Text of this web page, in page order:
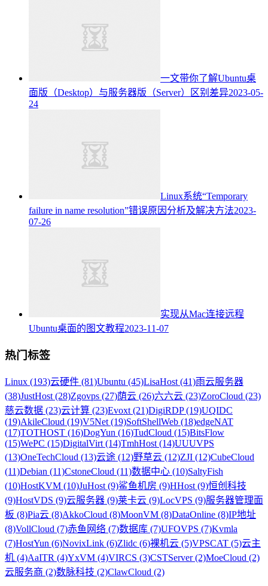
一文带你了解Ubuntu桌
面版（Desktop）与服务器版（Server）区别差异2023-05-
24
Linux系统“Temporary
failure in name resolution”错误原因分析及解决方法2023-
07-26
实现从Mac连接远程
Ubuntu桌面的图文教程2023-11-07
热门标签
Linux (193)云硬件 (81)Ubuntu (45)LisaHost (41)雨云服务器
(38)JustHost (28)Zgovps (27)荫云 (26)六六云 (23)ZoroCloud (23)
慈云数据 (23)云计算 (23)Evoxt (21)DigiRDP (19)UQIDC
(19)AkileCloud (19)V5Net (19)SoftShellWeb (18)edgeNAT
(17)TOTHOST (16)DogYun (16)TudCloud (15)BitsFlow
(15)WePC (15)DigitalVirt (14)TmhHost (14)UUUVPS
(13)OneTechCloud (13)云途 (12)野草云 (12)ZJI (12)CubeCloud
(11)Debian (11)CstoneCloud (11)数据中心 (10)SaltyFish
(10)HostKVM (10)JuHost (9)鲨鱼机房 (9)HHost (9)恒创科技
(9)HostVDS (9)云服务器 (9)莱卡云 (9)LocVPS (9)服务器管理面
板 (8)Pia云 (8)AkkoCloud (8)MoonVM (8)DataOnline (8)IP地址
(8)VollCloud (7)赤鱼网络 (7)数据库 (7)UFOVPS (7)Kvmla
(7)HostYun (6)NovixLink (6)Zlidc (6)裸机云 (5)VPSCAT (5)云主
机 (4)AaITR (4)YxVM (4)VIRCS (3)CSTServer (2)MoeCloud (2)
云服务商 (2)数脉科技 (2)ClawCloud (2)